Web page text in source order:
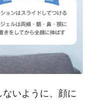
いように、顔に